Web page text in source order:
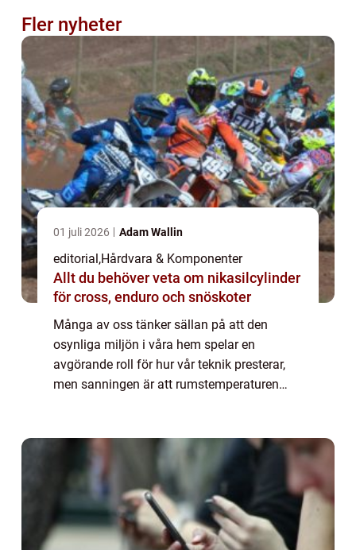
Fler nyheter
01 juli 2026 Adam Wallin
editorial,Hårdvara & Komponenter
Allt du behöver veta om nikasilcylinder
för cross, enduro och snöskoter
Många av oss tänker sällan på att den
osynliga miljön i våra hem spelar en
avgörande roll för hur vår teknik presterar,
men sanningen är att rumstemperaturen